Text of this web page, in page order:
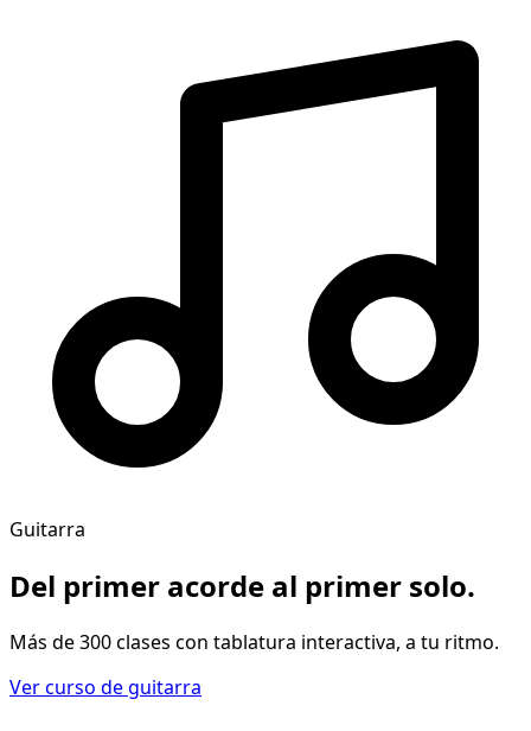
Guitarra
Del primer acorde al primer solo.
Más de 300 clases con tablatura interactiva, a tu ritmo.
Ver curso de guitarra